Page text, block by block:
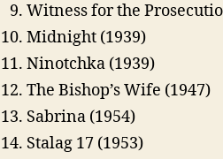
Witness for the
Midnight (1939)
Ninotchka (1939)
The Bishop’s Wife (1947)
Sabrina (1954)
Stalag 17 (1953)